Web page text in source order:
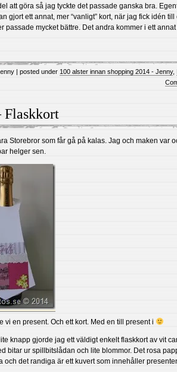
att göra så jag tyckte det passade ganska bra.
gjort ett annat, mer “vanligt” kort, när jag fick idén till
passade mycket bättre. Det andra kommer i ett
| posted under 100 alster innan shopping 2014 - Jenny,
Flaskkort
Storebror som får gå på kalas. Jag och maken var
helger sen.
vi en present. Och ett kort. Med en till present i
knapp gjorde jag ett väldigt enkelt flaskkort av vit
bitar ur spillbitslådan och lite blommor. Det rosa
och det randiga är ett kuvert som innehåller